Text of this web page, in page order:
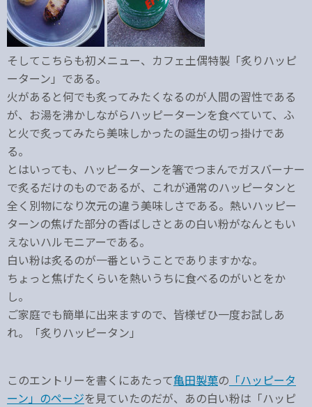
そしてこちらも初メニュー、カフェ土偶特製「炙りハッピ
ーターン」である。
火があると何でも炙ってみたくなるのが人間の習性である
が、お湯を沸かしながらハッピーターンを食べていて、ふ
と火で炙ってみたら美味しかったの誕生の切っ掛けであ
る。
とはいっても、ハッピーターンを箸でつまんでガスバーナー
で炙るだけのものであるが、これが通常のハッピータンと
全く別物になり次元の違う美味しさである。熱いハッピー
ターンの焦げた部分の香ばしさとあの白い粉がなんともい
えないハルモニアーである。
白い粉は炙るのが一番ということでありますかな。
ちょっと焦げたくらいを熱いうちに食べるのがいとをか
し。
ご家庭でも簡単に出来ますので、皆様ぜひ一度お試しあ
れ。「炙りハッピータン」
このエントリーを書くにあたって亀田製菓の 「ハッピータ
ーン」のページを見ていたのだが、あの白い粉は「ハッピ